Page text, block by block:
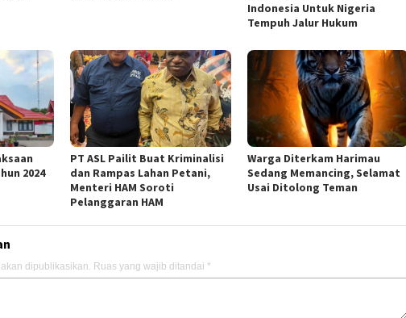
Indonesia Untuk Nigeria
Tempuh Jalur Hukum
2024
PT ASL Pailit Buat Kriminalisi
dan Rampas Lahan Petani,
Menteri HAM Soroti
Pelanggaran HAM
Warga Diterkam Harimau
Sedang Memancing, Selamat
Usai Ditolong Teman
dipublikasikan. Ruas yang wajib ditandai *